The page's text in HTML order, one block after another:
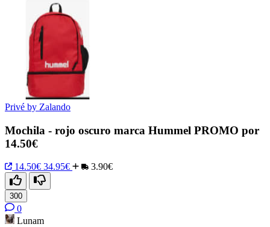
Privé by Zalando
Mochila - rojo oscuro marca Hummel PROMO por
14.50€
14.50€ 34.95€ 3.90€
300
0
Lunam